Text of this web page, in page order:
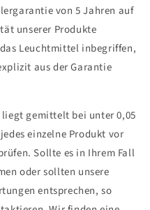
von 5 Jahren auf
unserer Produkte
Leuchtmittel inbegriffen,
aus der Garantie
gemittelt bei unter 0,05
einzelne Produkt vor
Sollte es in Ihrem Fall
oder sollten unsere
entsprechen, so